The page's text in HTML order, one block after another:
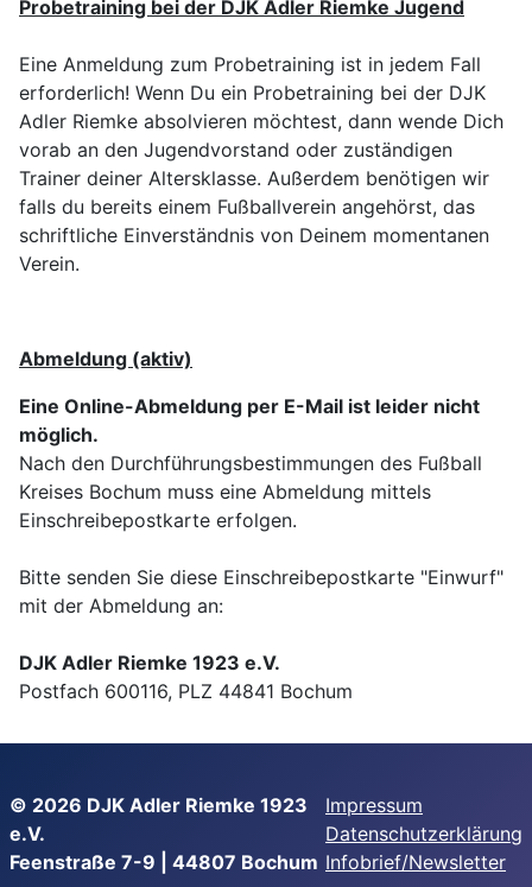
Probetraining bei der DJK Adler Riemke Jugend
Eine Anmeldung zum Probetraining ist in jedem Fall
erforderlich! Wenn Du ein Probetraining bei der DJK
Adler Riemke absolvieren möchtest, dann wende Dich
vorab an den Jugendvorstand oder zuständigen
Trainer deiner Altersklasse. Außerdem benötigen wir
falls du bereits einem Fußballverein angehörst, das
schriftliche Einverständnis von Deinem momentanen
Verein.
Abmeldung (aktiv)
Eine Online-Abmeldung per E-Mail ist leider nicht
möglich.
Nach den Durchführungsbestimmungen des Fußball
Kreises Bochum muss eine Abmeldung mittels
Einschreibepostkarte erfolgen.
Bitte senden Sie diese Einschreibepostkarte "Einwurf"
mit der Abmeldung an:
DJK Adler Riemke 1923 e.V.
Postfach 600116, PLZ 44841 Bochum
© 2026 DJK Adler Riemke 1923
e.V.
Feenstraße 7-9 | 44807 Bochum
Impressum
Datenschutzerklärung
Infobrief/Newsletter